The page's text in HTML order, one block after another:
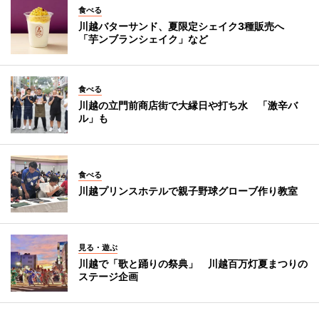
食べる
川越バターサンド、夏限定シェイク3種販売へ
「芋ンブランシェイク」など
食べる
川越の立門前商店街で大縁日や打ち水 「激辛バ
ル」も
食べる
川越プリンスホテルで親子野球グローブ作り教室
見る・遊ぶ
川越で「歌と踊りの祭典」 川越百万灯夏まつりの
ステージ企画